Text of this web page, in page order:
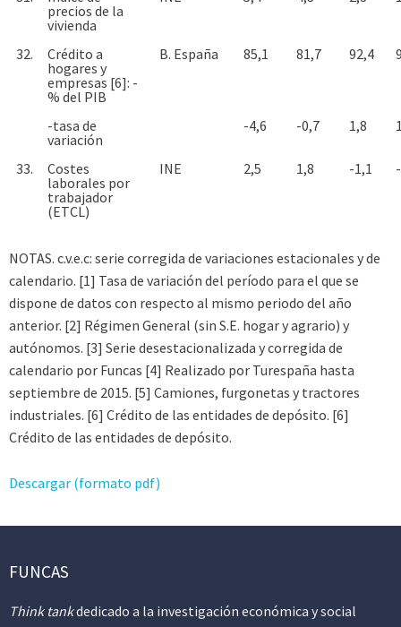
precios de la
vivienda
32.
Crédito a
hogares y
empresas [6]: -
% del PIB
B. España 85,1 81,7 92,4
-tasa de
variación
-4,6 -0,7 1,8
33.
Costes
laborales por
trabajador
(ETCL)
INE 2,5 1,8 -1,1
NOTAS. c.v.e.c: serie corregida de variaciones estacionales y de
calendario. [1] Tasa de variación del período para el que se
dispone de datos con respecto al mismo periodo del año
anterior. [2] Régimen General (sin S.E. hogar y agrario) y
autónomos. [3] Serie desestacionalizada y corregida de
calendario por Funcas [4] Realizado por Turespaña hasta
septiembre de 2015. [5] Camiones, furgonetas y tractores
industriales. [6] Crédito de las entidades de depósito. [6]
Crédito de las entidades de depósito.
Descargar (formato pdf)
FUNCAS
Think tankdedicado a la investigación económica y social